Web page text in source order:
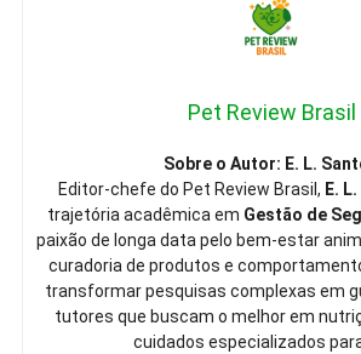
Pet Review Brasil
Sobre o Autor: E. L.
Editor-chefe do Pet Review Brasil, E.
trajetória acadêmica em Gestão de
paixão de longa data pelo bem-estar
curadoria de produtos e
transformar pesquisas complexas em
tutores que buscam o melhor em
cuidados especializados